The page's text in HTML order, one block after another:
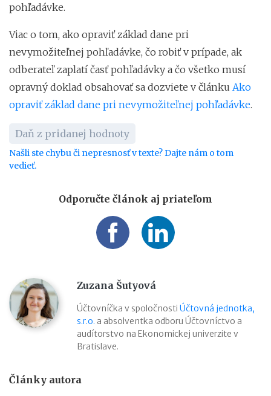
pohľadávke.
Viac o tom, ako opraviť základ dane pri
nevymožiteľnej pohľadávke, čo robiť v prípade, ak
odberateľ zaplatí časť pohľadávky a čo všetko musí
opravný doklad obsahovať sa dozviete v článku Ako
opraviť základ dane pri nevymožiteľnej pohľadávke.
Daň z pridanej hodnoty
Našli ste chybu či nepresnosť v texte? Dajte nám o tom
vedieť.
Odporučte článok aj priateľom
Zuzana Šutyová
Účtovníčka v spoločnosti Účtovná jednotka,
s.r.o. a absolventka odboru Účtovníctvo a
audítorstvo na Ekonomickej univerzite v
Bratislave.
Články autora